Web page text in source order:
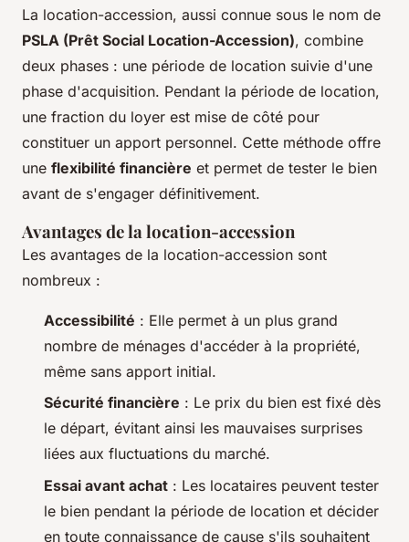
La location-accession, aussi connue sous le nom de
PSLA (Prêt Social Location-Accession), combine
deux phases : une période de location suivie d'une
phase d'acquisition. Pendant la période de location,
une fraction du loyer est mise de côté pour
constituer un apport personnel. Cette méthode offre
une flexibilité financière et permet de tester le bien
avant de s'engager définitivement.
Avantages de la location-accession
Les avantages de la location-accession sont
nombreux :
Accessibilité : Elle permet à un plus grand
nombre de ménages d'accéder à la propriété,
même sans apport initial.
Sécurité financière : Le prix du bien est fixé dès
le départ, évitant ainsi les mauvaises surprises
liées aux fluctuations du marché.
Essai avant achat : Les locataires peuvent tester
le bien pendant la période de location et décider
en toute connaissance de cause s'ils souhaitent